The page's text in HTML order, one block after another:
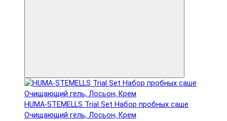
HUMA-STEMELLS Trial Set Набор пробных саше
Очищающий гель, Лосьон, Крем